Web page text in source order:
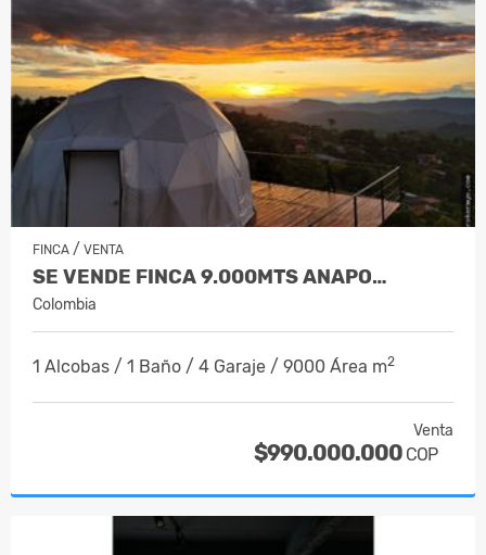
FINCA / VENTA
SE VENDE FINCA 9.000MTS ANAPO…
Colombia
1 Alcobas / 1 Baño / 4 Garaje / 9000 Área m2
Venta
$990.000.000 COP